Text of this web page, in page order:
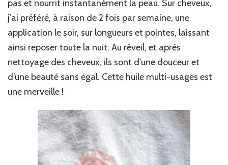
pas et nourrit instantanément la peau. Sur cheveux,
j’ai préféré, à raison de 2 fois par semaine, une
application le soir, sur longueurs et pointes, laissant
ainsi reposer toute la nuit. Au réveil, et après
nettoyage des cheveux, ils sont d’une douceur et
d’une beauté sans égal. Cette huile multi-usages est
une merveille !